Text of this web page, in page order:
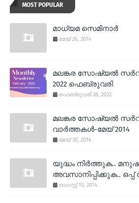
MOST POPULAR
മാധ്യമ സെമിനാര്‍
മേയ് 26, 2014
മലങ്കര സോഷ്യല്‍
2022 ഫെബ്രുവരി
ഫെബ്രുവരി 28, 2022
മലങ്കര സോഷ്യല്‍
വാര്‍ത്തകള്‍-മേയ് 2014
മേയ് 30, 2014
യുദ്ധം നിര്‍ത്തുക..
അവസാനിപ്പിക്കുക.. ഒപ്പ്
ഓഗസ്റ്റ് 13, 2014